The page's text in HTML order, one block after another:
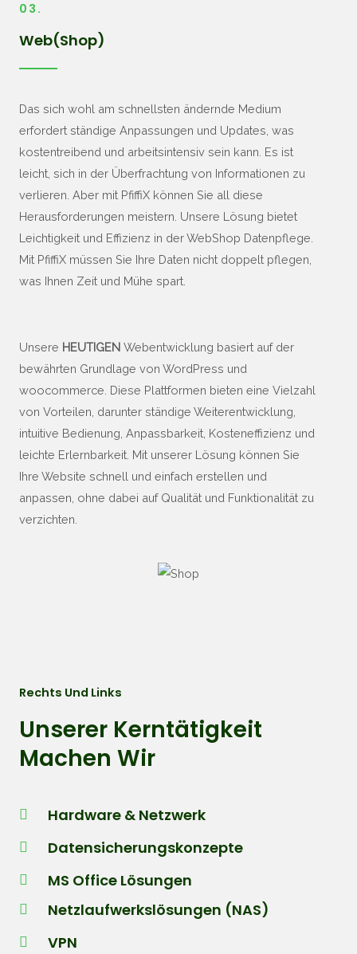
03.
Web(Shop)
Das sich wohl am schnellsten ändernde Medium
erfordert ständige Anpassungen und Updates, was
kostentreibend und arbeitsintensiv sein kann. Es ist
leicht, sich in der Überfrachtung von Informationen zu
verlieren. Aber mit PfiffiX können Sie all diese
Herausforderungen meistern. Unsere Lösung bietet
Leichtigkeit und Effizienz in der WebShop Datenpflege.
Mit PfiffiX müssen Sie Ihre Daten nicht doppelt pflegen,
was Ihnen Zeit und Mühe spart.
Unsere HEUTIGEN Webentwicklung basiert auf der
bewährten Grundlage von WordPress und
woocommerce. Diese Plattformen bieten eine Vielzahl
von Vorteilen, darunter ständige Weiterentwicklung,
intuitive Bedienung, Anpassbarkeit, Kosteneffizienz und
leichte Erlernbarkeit. Mit unserer Lösung können Sie
Ihre Website schnell und einfach erstellen und
anpassen, ohne dabei auf Qualität und Funktionalität zu
verzichten.
Rechts Und Links
Unserer Kerntätigkeit
Machen Wir
Hardware & Netzwerk
Datensicherungskonzepte
MS Office Lösungen
Netzlaufwerkslösungen (NAS)
VPN